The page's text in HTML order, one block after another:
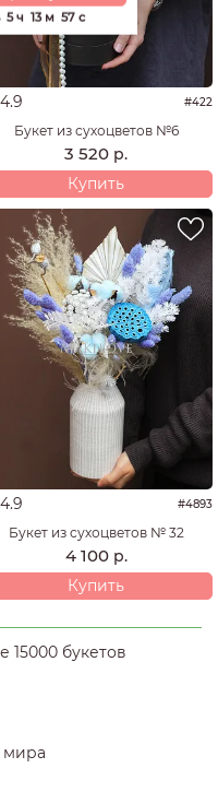
4.9 #422
Букет из сухоцветов №6
3 520 р.
Купить
4.9 #4893
Букет из сухоцветов № 32
4 100 р.
Купить
15000 букетов
мира
5 ч 13 м 56 с